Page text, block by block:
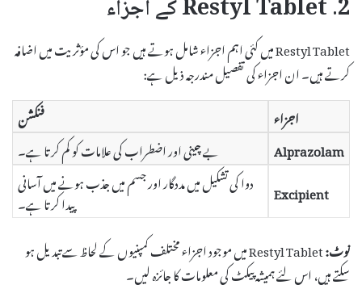
2. Restyl Tablet کے اجزاء
Restyl Tablet میں کئی اہم اجزاء شامل ہوتے ہیں جو اس کی مؤثریت میں اضافہ
کرتے ہیں۔ ان اجزاء کی تفصیل مندرجہ ذیل ہے:
اجزاء
فنکشن
Alprazolam
بے چینی اور اضطراب کی علامات کو کم کرتا ہے۔
Excipient
دوا کی تشکیل میں مددگار اور جسم میں جذب ہونے میں آسانی
پیدا کرتا ہے۔
نوٹ:
Restyl Tablet میں موجود اجزاء مختلف کمپنیوں کے لحاظ سے تبدیل ہو
سکتے ہیں، اس لئے ہمیشہ پیکٹ کی معلومات کا جائزہ لیں۔